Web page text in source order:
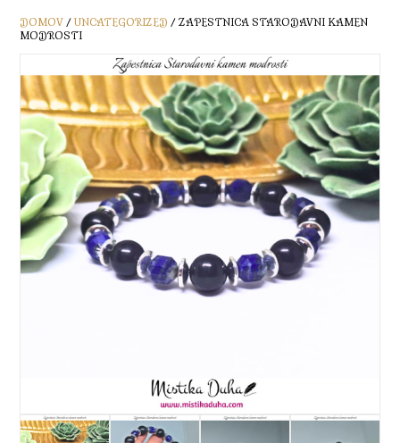
DOMOV / UNCATEGORIZED / ZAPESTNICA STARODAVNI KAMEN
MODROSTI